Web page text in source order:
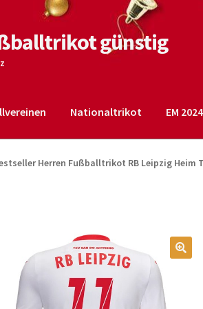
günstig
Nationaltrikot EM 2024
Shop Startseite – English Warenkorb
Herren Fußballtrikot RB Leipzig Heim